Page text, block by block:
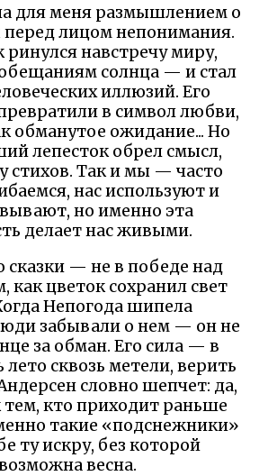
для меня размышлением о
лицом непонимания.
навстречу миру,
солнца — и стал
иллюзий. Его
в символ любви,
обманутое ожидание... Но
лепесток обрел смысл,
стихов. Так и мы — часто
нас используют и
но именно эта
делает нас живыми.
сказки — не в победе над
как цветок сохранил свет
Непогода шипела
забывали о нем — он не
за обман. Его сила — в
сквозь метели, верить
словно шепчет: да,
кто приходит раньше
такие «подснежники»
ту искру, без которой
весна.